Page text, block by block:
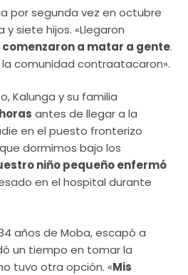
por segunda vez en octubre
y siete hijos. «Llegaron
comenzaron a matar a gente.
comunidad contraatacaron».
Kalunga y su familia
antes de llegar a la
en el puesto fronterizo
dormimos bajo los
niño pequeño enfermó
en el hospital durante
años de Moba, escapó a
un tiempo en tomar la
tuvo otra opción. «Mis